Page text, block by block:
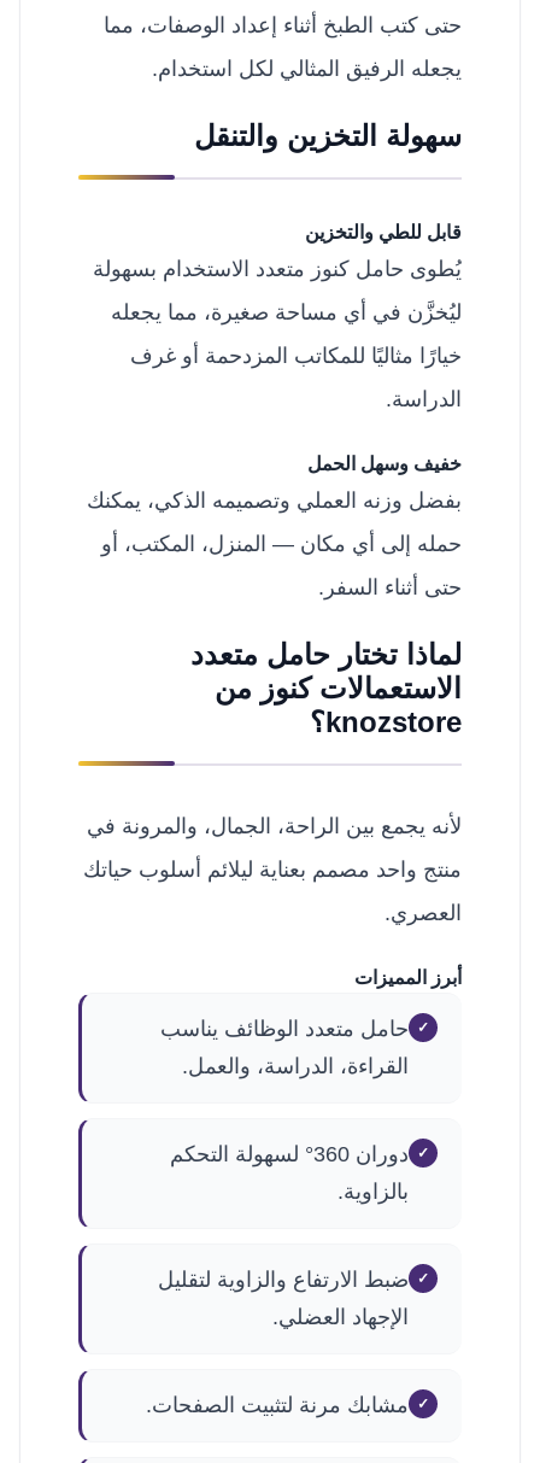
حتى كتب الطبخ أثناء إعداد الوصفات، مما
يجعله الرفيق المثالي لكل استخدام.
سهولة التخزين والتنقل
قابل للطي والتخزين
يُطوى حامل كنوز متعدد الاستخدام بسهولة
ليُخزَّن في أي مساحة صغيرة، مما يجعله
خيارًا مثاليًا للمكاتب المزدحمة أو غرف
الدراسة.
خفيف وسهل الحمل
بفضل وزنه العملي وتصميمه الذكي، يمكنك
حمله إلى أي مكان — المنزل، المكتب، أو
حتى أثناء السفر.
لماذا تختار حامل متعدد
الاستعمالات كنوز من
knozstore؟
لأنه يجمع بين الراحة، الجمال، والمرونة في
منتج واحد مصمم بعناية ليلائم أسلوب حياتك
العصري.
أبرز المميزات
حامل متعدد الوظائف يناسب
القراءة، الدراسة، والعمل.
دوران 360° لسهولة التحكم
بالزاوية.
ضبط الارتفاع والزاوية لتقليل
الإجهاد العضلي.
مشابك مرنة لتثبيت الصفحات.